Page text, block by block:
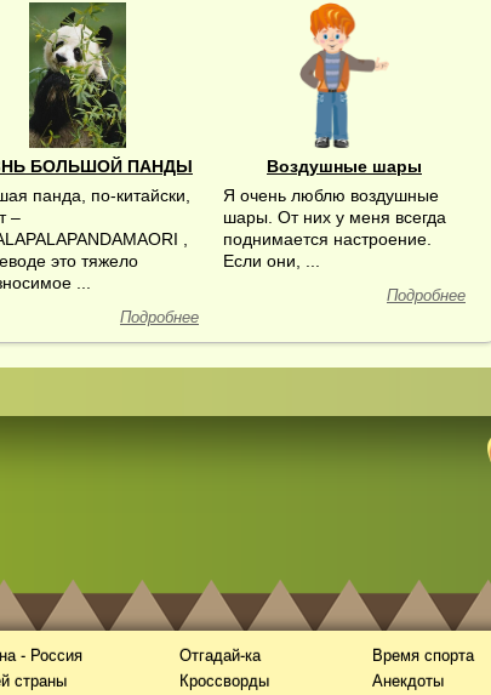
БОЛЬШОЙ ПАНДЫ
панда, по-китайски,
–
,
это тяжело
...
Подробнее
Воздушные шары
Я очень люблю воздушные
шары. От них у меня всегда
поднимается настроение.
Если они, ...
Подробнее
- Россия
страны
Отгадай-ка
Кроссворды
Время спорта
Анекдоты